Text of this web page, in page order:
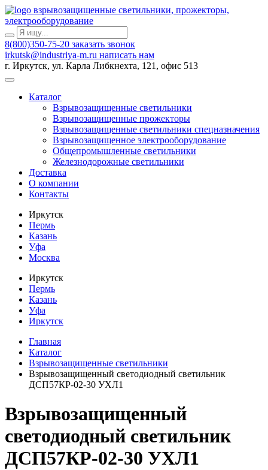
взрывозащищенные светильники, прожекторы,
электрооборудование
8(800)350-75-20 заказать звонок
irkutsk@industriya-m.ru написать нам
г. Иркутск, ул. Карла Либкнехта, 121, офис 513
Каталог
Взрывозащищенные светильники
Взрывозащищенные прожекторы
Взрывозащищенные светильники спецназначения
Взрывозащищенное электрооборудование
Общепромышленные светильники
Железнодорожные светильники
Доставка
О компании
Контакты
Иркутск
Пермь
Казань
Уфа
Москва
Иркутск
Пермь
Казань
Уфа
Иркутск
Главная
Каталог
Взрывозащищенные светильники
Взрывозащищенный светодиодный светильник
ДСП57КР-02-30 УХЛ1
Взрывозащищенный
светодиодный светильник
ДСП57КР-02-30 УХЛ1